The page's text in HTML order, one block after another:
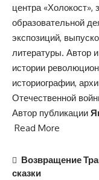
центра
образовательной
экспозиций,
литературы. Автор
истории
историографии,
Отечественной
Автор публикации
Read More
Возвращение
сказки